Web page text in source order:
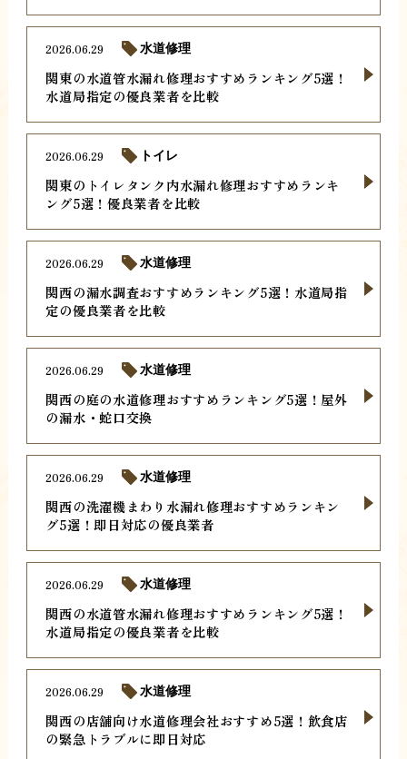
関東の水道管水漏れ修理おすすめランキング5選！
水道局指定の優良業者を比較
2026.06.29 水道修理
関東のトイレタンク内水漏れ修理おすすめランキ
ング5選！優良業者を比較
2026.06.29 トイレ
関西の漏水調査おすすめランキング5選！水道局指
定の優良業者を比較
2026.06.29 水道修理
関西の庭の水道修理おすすめランキング5選！屋外
の漏水・蛇口交換
2026.06.29 水道修理
関西の洗濯機まわり水漏れ修理おすすめランキン
グ5選！即日対応の優良業者
2026.06.29 水道修理
関西の水道管水漏れ修理おすすめランキング5選！
水道局指定の優良業者を比較
2026.06.29 水道修理
関西の店舗向け水道修理会社おすすめ5選！飲食店
の緊急トラブルに即日対応
2026.06.29 水道修理